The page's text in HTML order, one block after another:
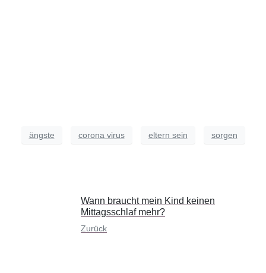
ängste corona virus eltern sein sorgen
Wann braucht mein Kind keinen
Mittagsschlaf mehr?
Zurück